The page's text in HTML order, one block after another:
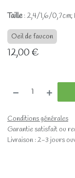
Taille : 2,4/1,6/0,7cm;
Oeil de faucon
12,00€
Conditions générales
Garantie satisfait ou
Livraison : 2-3 jours